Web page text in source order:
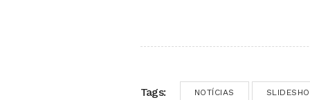
Tags: NOTÍCIAS